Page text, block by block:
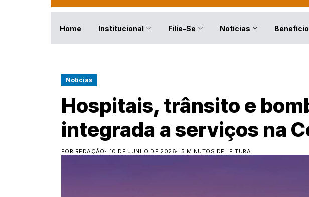
Home Institucional Filie-Se Notícias
Notícias
Hospitais, trânsito e
integrada a serviços na
POR REDAÇÃO 10 DE JUNHO DE 2026 5 MINUTOS DE LEITURA